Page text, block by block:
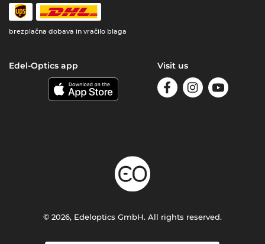
brezplačna dobava in vračilo blaga
Edel-Optics app Visit us
© 2026, Edeloptics GmbH. All rights reserved.